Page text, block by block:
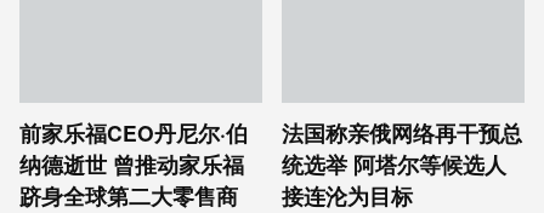
前家乐福CEO丹尼尔·伯
纳德逝世 曾推动家乐福
跻身全球第二大零售商
法国称亲俄网络再干预总
统选举 阿塔尔等候选人
接连沦为目标